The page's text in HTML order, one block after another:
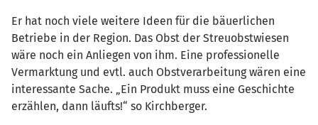
Er hat noch viele weitere Ideen für die bäuerlichen
Betriebe in der Region. Das Obst der Streuobstwiesen
wäre noch ein Anliegen von ihm. Eine professionelle
Vermarktung und evtl. auch Obstverarbeitung wären eine
interessante Sache. „Ein Produkt muss eine Geschichte
erzählen, dann läufts!“ so Kirchberger.